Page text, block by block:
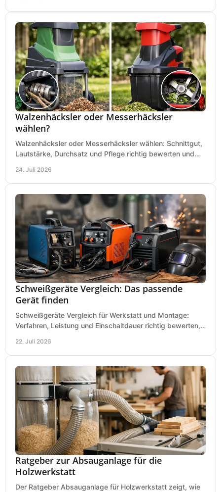
Walzenhäcksler oder Messerhäcksler
wählen?
Walzenhäcksler oder Messerhäcksler wählen: Schnittgut,
Lautstärke, Durchsatz und Pflege richtig bewerten und
24. Juli 2026
Schweißgeräte Vergleich: Das passende
Gerät finden
Schweißgeräte Vergleich für Werkstatt und Montage:
Verfahren, Leistung und Einschaltdauer richtig bewerten,
22. Juli 2026
Ratgeber zur Absauganlage für die
Holzwerkstatt
Der Ratgeber Absauganlage für Holzwerkstatt zeigt, wie